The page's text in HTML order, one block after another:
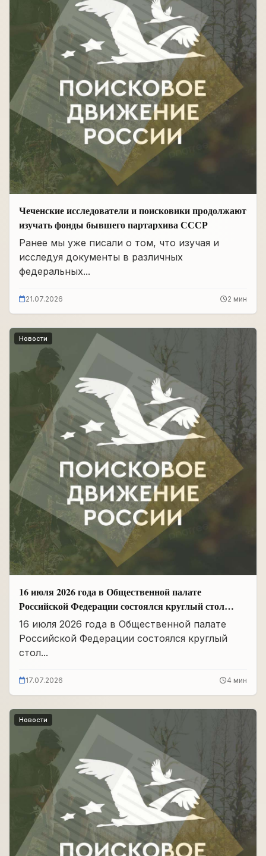
Чеченские исследователи и поисковики продолжают
изучать фонды бывшего партархива СССР
Ранее мы уже писали о том, что изучая и
исследуя документы в различных
федеральных...
21.07.2026 2 мин
Новости
16 июля 2026 года в Общественной палате
Российской Федерации состоялся круглый стол
«Сохранение памяти о Героях подвига
самопожертвования и воспитание...
16 июля 2026 года в Общественной палате
Российской Федерации состоялся круглый
стол...
17.07.2026 4 мин
Новости